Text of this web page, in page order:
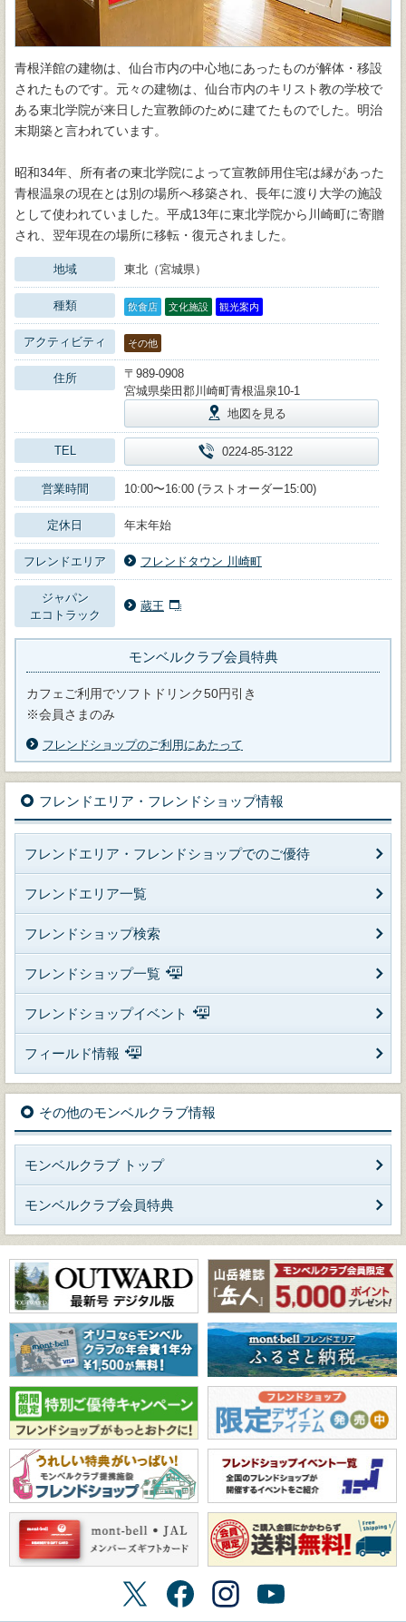
青根洋館の建物は、仙台市内の中心地にあったものが解体・移設
されたものです。元々の建物は、仙台市内のキリスト教の学校で
ある東北学院が来日した宣教師のために建てたものでした。明治
末期築と言われています。
昭和34年、所有者の東北学院によって宣教師用住宅は縁があった
青根温泉の現在とは別の場所へ移築され、長年に渡り大学の施設
として使われていました。平成13年に東北学院から川崎町に寄贈
され、翌年現在の場所に移転・復元されました。
地域 東北（宮城県）
種類 飲食店 文化施設 観光案内
アクティビティ その他
住所
〒989-0908
宮城県柴田郡川崎町青根温泉10-1
地図を見る
TEL 0224-85-3122
営業時間 10:00〜16:00 (ラストオーダー15:00)
定休日 年末年始
フレンドエリア フレンドタウン 川崎町
ジャパン
エコトラック
蔵王
モンベルクラブ会員特典
カフェご利用でソフトドリンク50円引き
※会員さまのみ
フレンドショップのご利用にあたって
フレンドエリア・フレンドショップ情報
フレンドエリア・フレンドショップでのご優待
フレンドエリア一覧
フレンドショップ検索
フレンドショップ一覧
フレンドショップイベント
フィールド情報
その他のモンベルクラブ情報
モンベルクラブ トップ
モンベルクラブ会員特典